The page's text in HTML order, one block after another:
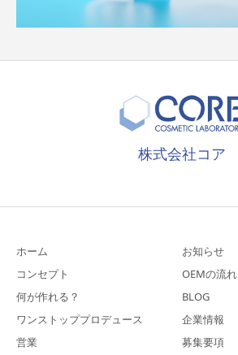
株式会社コア
ホーム
コンセプト
何が作れる？
ワンストッププロデュース
営業
お知らせ
OEMの流れ
BLOG
企業情報
募集要項